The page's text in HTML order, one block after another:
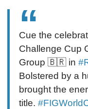
Cue the
Challenge Cup
Group 🇧🇷 in
Bolstered by a
brought the
title.